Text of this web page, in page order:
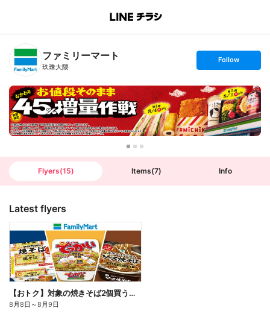
B
n
T
ファミリーマート
玖珠大隈
s
t
o
l
l
o
w
Follow
Flyers(15) Items(7) Info
Latest flyers
【おトク】対象の焼きそば2個買うと100円引き!
8月8日 ～8月9日